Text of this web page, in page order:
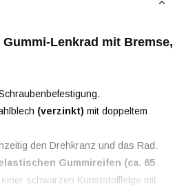
Lenkrad mit Bremse,
(verzinkt) mit doppeltem
den Drehkranz und das Rad.
Gummireifen (ca. 65
schwarzen Kunststofffelge mit